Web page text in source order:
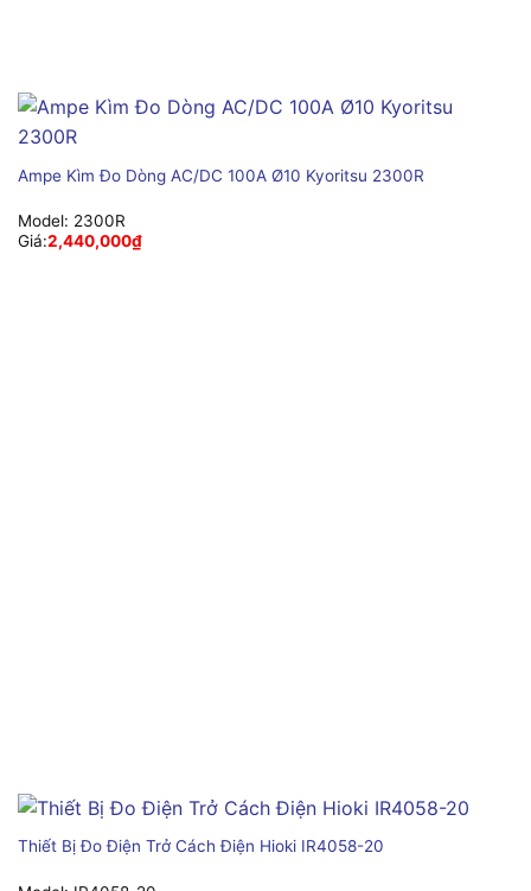
Ampe Kìm Đo Dòng AC/DC 100A Ø10 Kyoritsu 2300R
Model: 2300R
Giá:2,440,000₫
Thiết Bị Đo Điện Trở Cách Điện Hioki IR4058-20